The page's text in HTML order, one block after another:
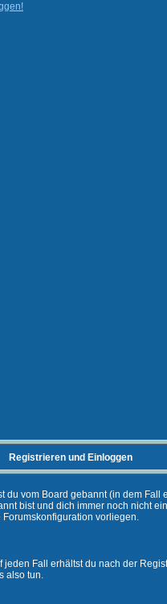
Registrieren und Einloggen
vom Board gebannt (in dem
bist und dich immer noch nicht
Forumskonfiguration vorliegen.
Fall erhältst du nach der
also tun.